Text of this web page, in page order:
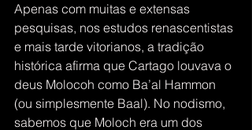
Apenas com muitas e extensas
pesquisas, nos estudos renascentistas
e mais tarde vitorianos, a tradição
histórica afirma que Cartago louvava o
deus Molocoh como Ba’al Hammon
(ou simplesmente Baal). No nodismo,
sabemos que Moloch era um dos